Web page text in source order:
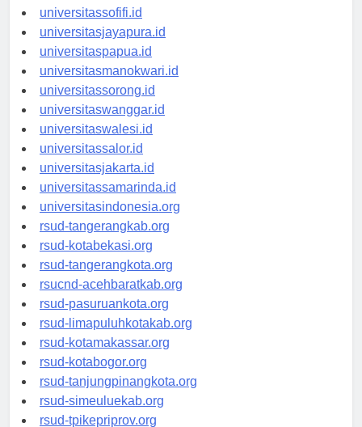
universitasmaluku.id
universitassofifi.id
universitasjayapura.id
universitaspapua.id
universitasmanokwari.id
universitassorong.id
universitaswanggar.id
universitaswalesi.id
universitassalor.id
universitasjakarta.id
universitassamarinda.id
universitasindonesia.org
rsud-tangerangkab.org
rsud-kotabekasi.org
rsud-tangerangkota.org
rsucnd-acehbaratkab.org
rsud-pasuruankota.org
rsud-limapuluhkotakab.org
rsud-kotamakassar.org
rsud-kotabogor.org
rsud-tanjungpinangkota.org
rsud-simeuluekab.org